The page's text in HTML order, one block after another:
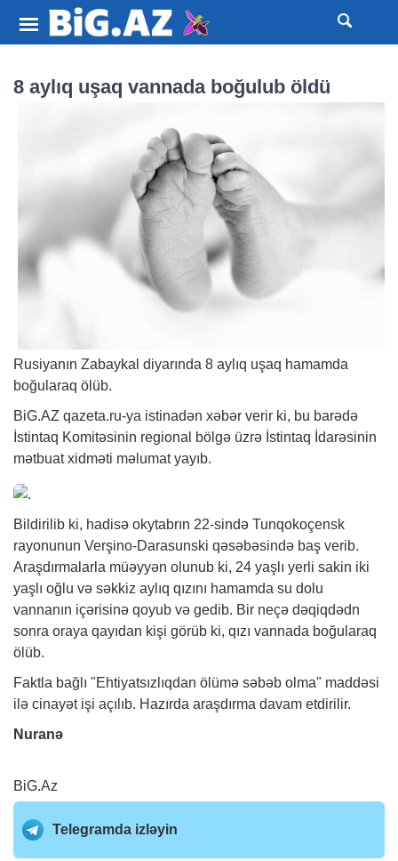
8 aylıq uşaq vannada boğulub öldü
Rusiyanın Zabaykal diyarında 8 aylıq uşaq hamamda
boğularaq ölüb.
BiG.AZ qazeta.ru-ya istinadən xəbər verir ki, bu barədə
İstintaq Komitəsinin regional bölgə üzrə İstintaq İdarəsinin
mətbuatxidməti məlumat yayıb.
Bildirilib ki, hadisə okytabrın 22-sində Tunqokoçensk
rayonunun Verşino-Darasunski qəsəbəsində baş verib.
Araşdırmalarla müəyyən olunub ki, 24 yaşlı yerli sakin iki
yaşlı oğlu və səkkiz aylıq qızını hamamda su dolu
vannanın içərisinə qoyub və gedib. Bir neçə dəqiqdədn
sonra oraya qayıdan kişi görüb ki, qızı vannada boğularaq
ölüb.
Faktla bağlı "Ehtiyatsızlıqdan ölümə səbəb olma" maddəsi
ilə cinayət işi açılıb. Hazırda araşdırma davam etdirilir.
Nuranə
BiG.Az
Telegramda izləyin